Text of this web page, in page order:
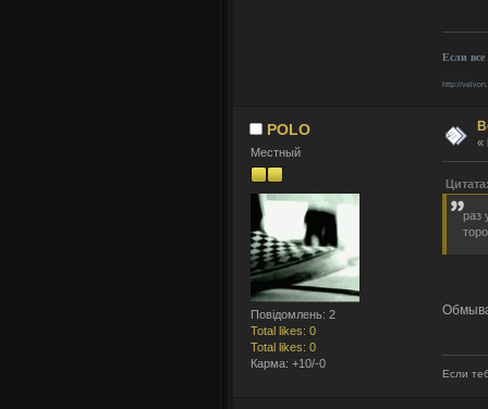
Если
http://
POLO
Местный
Повідомлень: 2
Total likes: 0
Total likes: 0
Карма: +10/-0
«
раз
Если